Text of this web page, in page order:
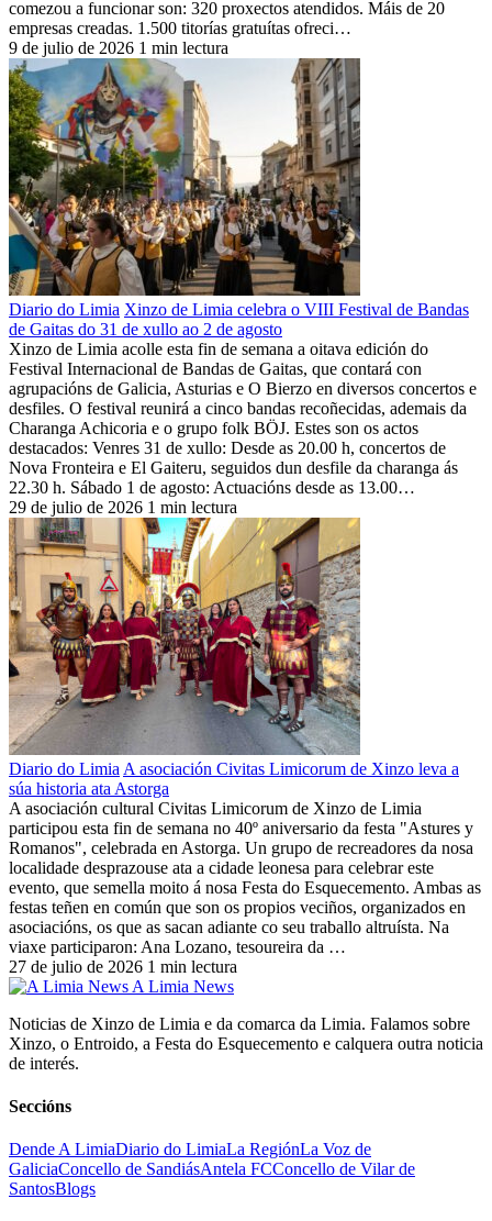
comezou a funcionar son: 320 proxectos atendidos. Máis de 20
empresas creadas. 1.500 titorías gratuítas ofreci…
9 de julio de 2026 1 min lectura
Diario do Limia Xinzo de Limia celebra o VIII Festival de Bandas
de Gaitas do 31 de xullo ao 2 de agosto
Xinzo de Limia acolle esta fin de semana a oitava edición do
Festival Internacional de Bandas de Gaitas, que contará con
agrupacións de Galicia, Asturias e O Bierzo en diversos concertos e
desfiles. O festival reunirá a cinco bandas recoñecidas, ademais da
Charanga Achicoria e o grupo folk BÖJ. Estes son os actos
destacados: Venres 31 de xullo: Desde as 20.00 h, concertos de
Nova Fronteira e El Gaiteru, seguidos dun desfile da charanga ás
22.30 h. Sábado 1 de agosto: Actuacións desde as 13.00…
29 de julio de 2026 1 min lectura
Diario do Limia A asociación Civitas Limicorum de Xinzo leva a
súa historia ata Astorga
A asociación cultural Civitas Limicorum de Xinzo de Limia
participou esta fin de semana no 40º aniversario da festa "Astures y
Romanos", celebrada en Astorga. Un grupo de recreadores da nosa
localidade desprazouse ata a cidade leonesa para celebrar este
evento, que semella moito á nosa Festa do Esquecemento. Ambas as
festas teñen en común que son os propios veciños, organizados en
asociacións, os que as sacan adiante co seu traballo altruísta. Na
viaxe participaron: Ana Lozano, tesoureira da …
27 de julio de 2026 1 min lectura
A Limia News
Noticias de Xinzo de Limia e da comarca da Limia. Falamos sobre
Xinzo, o Entroido, a Festa do Esquecemento e calquera outra noticia
de interés.
Seccións
Dende A LimiaDiario do LimiaLa RegiónLa Voz de
GaliciaConcello de SandiásAntela FCConcello de Vilar de
SantosBlogs